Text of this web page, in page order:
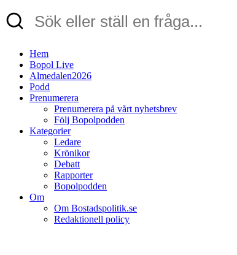
Hem
Bopol Live
Almedalen2026
Podd
Prenumerera
Prenumerera på vårt nyhetsbrev
Följ Bopolpodden
Kategorier
Ledare
Krönikor
Debatt
Rapporter
Bopolpodden
Om
Om Bostadspolitik.se
Redaktionell policy